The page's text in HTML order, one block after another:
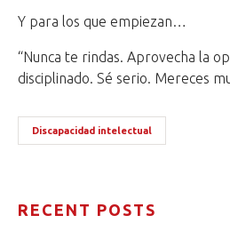
Y para los que empiezan…
“Nunca te rindas. Aprovecha la
disciplinado. Sé serio. Mereces
Discapacidad intelectual
RECENT POSTS